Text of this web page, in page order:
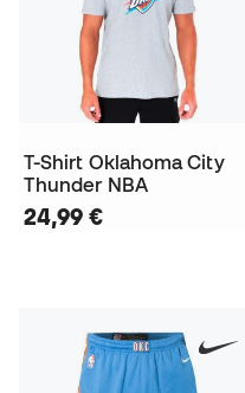
T-Shirt Oklahoma City
Thunder NBA
24,99 €